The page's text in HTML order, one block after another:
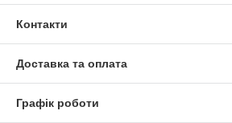
Контакти
Доставка та оплата
Графік роботи